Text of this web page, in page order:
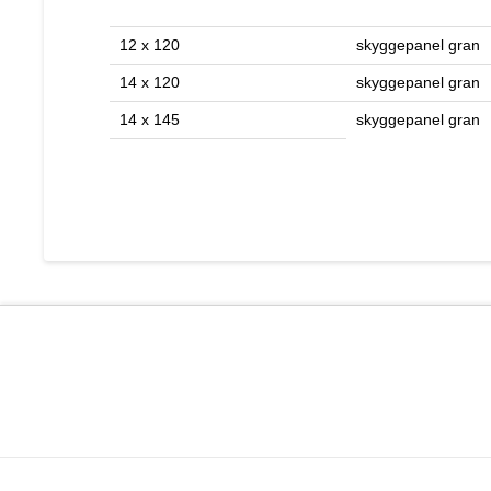
12 x 120 skyggepanel gran
14 x 120 skyggepanel gran
14 x 145 skyggepanel gran